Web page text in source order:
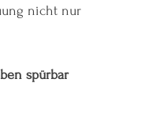
nicht nur
spürbar